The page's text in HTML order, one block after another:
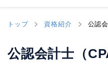
トップ 資格紹介 公認
公認会計士（